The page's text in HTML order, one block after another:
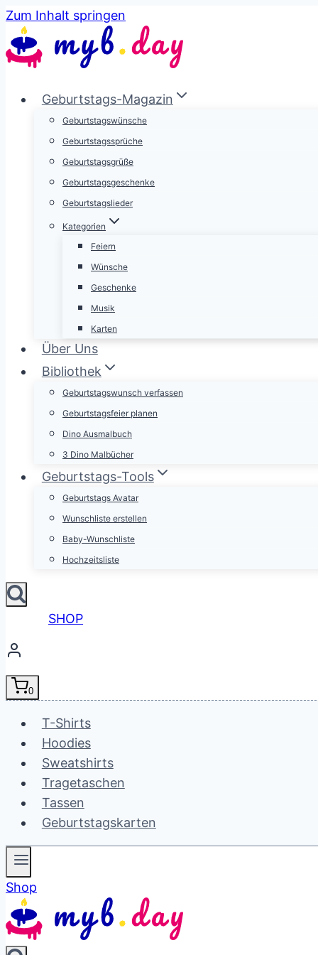
Zum Inhalt springen
Geburtstags-Magazin
Geburtstagswünsche
Geburtstagssprüche
Geburtstagsgrüße
Geburtstagsgeschenke
Geburtstagslieder
Kategorien
Feiern
Wünsche
Geschenke
Musik
Karten
Über Uns
Bibliothek
Geburtstagswunsch verfassen
Geburtstagsfeier planen
Dino Ausmalbuch
3 Dino Malbücher
Geburtstags-Tools
Geburtstags Avatar
Wunschliste erstellen
Baby-Wunschliste
Hochzeitsliste
SHOP
0
T-Shirts
Hoodies
Sweatshirts
Tragetaschen
Tassen
Geburtstagskarten
Shop